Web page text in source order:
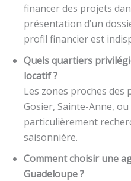
financer des projets
présentation d’un
profil financier est
Quels quartiers
locatif ?
Les zones proches des
Gosier, Sainte-Anne,
particulièrement
saisonnière.
Comment choisir une
Guadeloupe ?